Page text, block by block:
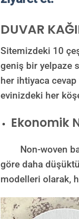
DUVAR
Sitemizdeki 10
geniş bir yelpaze
her ihtiyaca
evinizdeki her
Ekonomik
Non-woven
göre daha
modelleri olarak,